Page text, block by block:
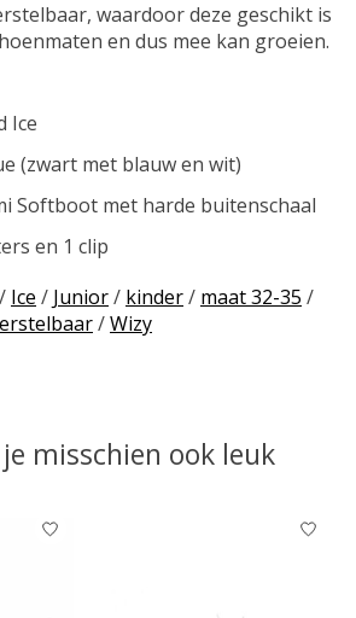
waardoor deze geschikt is
en dus mee kan groeien.
Ice
(zwart met blauw en wit)
Softboot met harde buitenschaal
en 1 clip
/ Ice / Junior/ kinder/ maat 32-35 /
/Wizy
misschien ook leuk